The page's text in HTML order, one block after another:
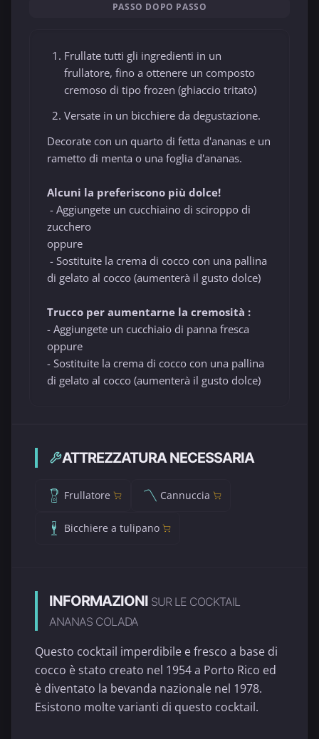
PASSO DOPO PASSO
Frullate tutti gli ingredienti in un
frullatore, fino a ottenere un composto
cremoso di tipo frozen (ghiaccio tritato)
Versate in un bicchiere da degustazione.
Decorate con un quarto di fetta d'ananas e un
rametto di menta o una foglia d'ananas.
Alcuni la preferiscono più dolce!
- Aggiungete un cucchiaino di sciroppo di
zucchero
oppure
- Sostituite la crema di cocco con una pallina
di gelato al cocco (aumenterà il gusto dolce)
Trucco per aumentarne la cremosità :
- Aggiungete un cucchiaio di panna fresca
oppure
- Sostituite la crema di cocco con una pallina
di gelato al cocco (aumenterà il gusto dolce)
ATTREZZATURA NECESSARIA
Frullatore Cannuccia
Bicchiere a tulipano
INFORMAZIONI SUR LE COCKTAIL
ANANAS COLADA
Questo cocktail imperdibile e fresco a base di
cocco è stato creato nel 1954 a Porto Rico ed
è diventato la bevanda nazionale nel 1978.
Esistono molte varianti di questo cocktail.